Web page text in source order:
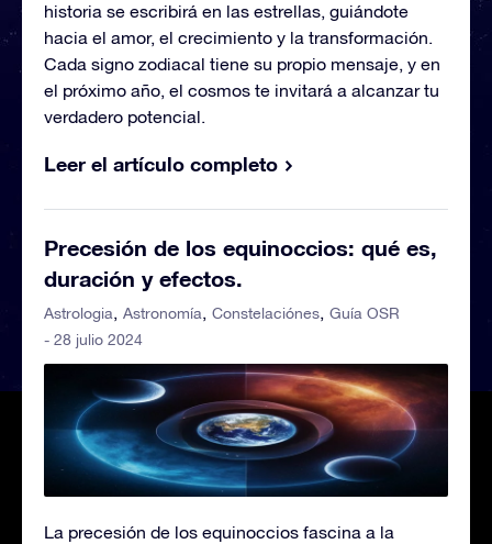
historia se escribirá en las estrellas, guiándote
hacia el amor, el crecimiento y la transformación.
Cada signo zodiacal tiene su propio mensaje, y en
el próximo año, el cosmos te invitará a alcanzar tu
verdadero potencial.
Leer el artículo completo
Precesión de los equinoccios: qué es,
duración y efectos.
Astrologia Astronomía Constelaciónes Guía OSR
- 28 julio 2024
La precesión de los equinoccios fascina a la